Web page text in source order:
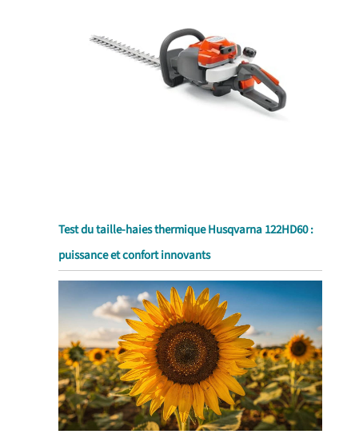
Test du taille-haies thermique Husqvarna 122HD60 :
puissance et confort innovants